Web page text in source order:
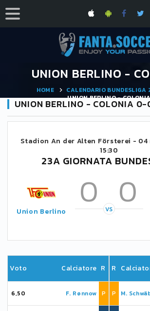
UNION BERLINO -
HOME
CALENDARIO
UNION BERLINO -
UNION BERLINO - COLONIA
Stadion An der Alten Försterei - 04
15:30
23A GIORNATA
Union Berlino 0 0
VS
Voto Calciatore R
6,50 F. Rønnow P
R
P M.